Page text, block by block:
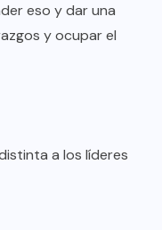
eso y dar una
y ocupar el
a los líderes